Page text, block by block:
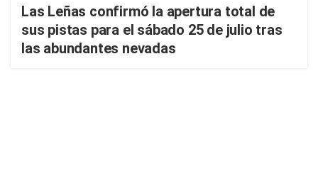
Las Leñas confirmó la apertura total de
sus pistas para el sábado 25 de julio tras
las abundantes nevadas